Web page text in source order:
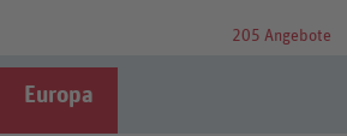
205 Angebote
Europa